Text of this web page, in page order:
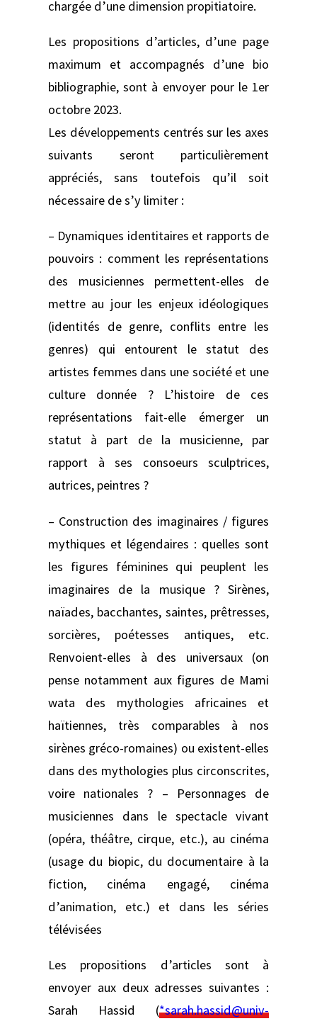
chargée d’une dimension propitiatoire.
Les propositions d’articles, d’une page
maximum et accompagnés d’une bio
bibliographie, sont à envoyer pour le 1er
octobre 2023.
Les développements centrés sur les axes
suivants seront particulièrement
appréciés, sans toutefois qu’il soit
nécessaire de s’y limiter :
– Dynamiques identitaires et rapports de
pouvoirs : comment les représentations
des musiciennes permettent-elles de
mettre au jour les enjeux idéologiques
(identités de genre, conflits entre les
genres) qui entourent le statut des
artistes femmes dans une société et une
culture donnée ? L’histoire de ces
représentations fait-elle émerger un
statut à part de la musicienne, par
rapport à ses consoeurs sculptrices,
autrices, peintres ?
– Construction des imaginaires / figures
mythiques et légendaires : quelles sont
les figures féminines qui peuplent les
imaginaires de la musique ? Sirènes,
naïades, bacchantes, saintes, prêtresses,
sorcières, poétesses antiques, etc.
Renvoient-elles à des universaux (on
pense notamment aux figures de Mami
wata des mythologies africaines et
haïtiennes, très comparables à nos
sirènes gréco-romaines) ou existent-elles
dans des mythologies plus circonscrites,
voire nationales ? – Personnages de
musiciennes dans le spectacle vivant
(opéra, théâtre, cirque, etc.), au cinéma
(usage du biopic, du documentaire à la
fiction, cinéma engagé, cinéma
d’animation, etc.) et dans les séries
télévisées
Les propositions d’articles sont à
envoyer aux deux adresses suivantes :
Sarah Hassid (*sarah.hassid@univ-